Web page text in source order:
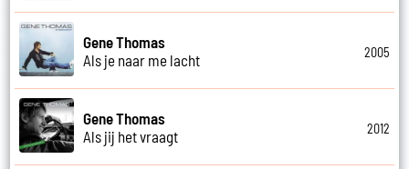
Gene Thomas
Als je naar me lacht
2005
Gene Thomas
Als jij het vraagt
2012